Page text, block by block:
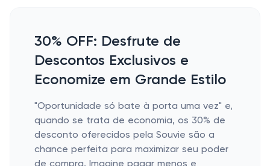
30% OFF: Desfrute de
Descontos Exclusivos e
Economize em Grande Estilo
"Oportunidade só bate à porta uma vez" e,
quando se trata de economia, os 30% de
desconto oferecidos pela Souvie são a
chance perfeita para maximizar seu poder